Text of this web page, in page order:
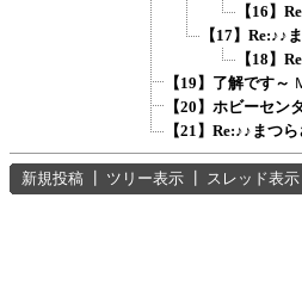
【16】
【17】Re:♪♪
【18】
【19】了解です～
【20】ホビーセン
【21】Re:♪♪まつ
新規投稿 ツリー表示 スレッド表示